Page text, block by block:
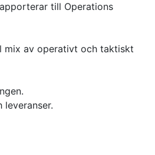
till Operations
mix av operativt och taktiskt